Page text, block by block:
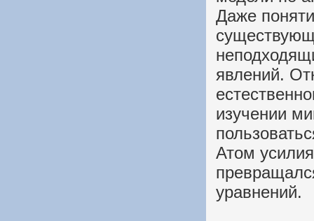
Даже
явлений.
изучении
Атом
уравнений.